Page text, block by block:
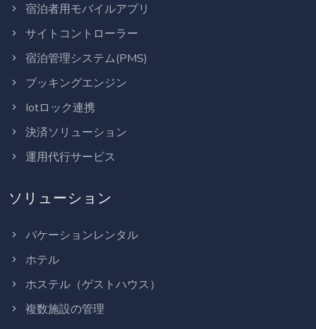
宿泊者用モバイルアプリ
サイトコントローラー
宿泊管理システム(PMS)
ブッキングエンジン
Iotロック連携
決済ソリューション
運用代行サービス
ソリューション
バケーションレンタル
ホテル
ホステル（ゲストハウス）
複数施設の管理